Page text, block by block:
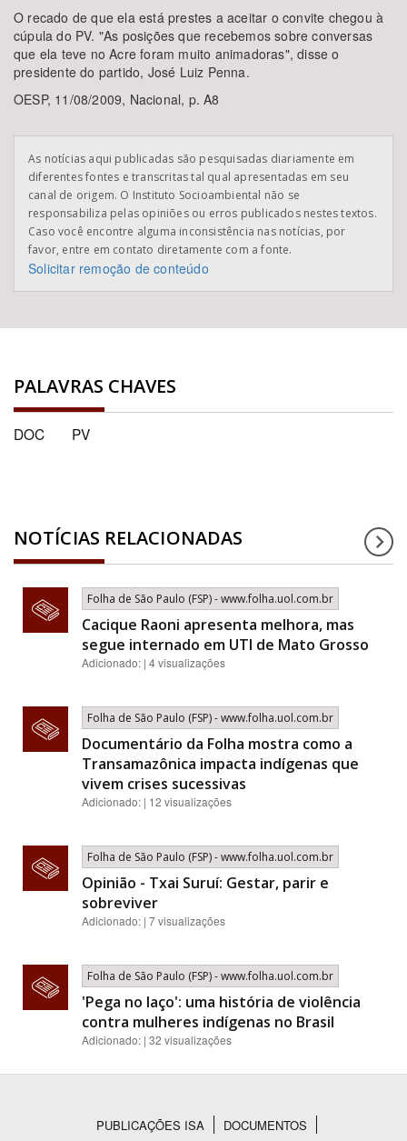
O recado de que ela está prestes a aceitar o convite chegou à
cúpula do PV. "As posições que recebemos sobre conversas
que ela teve no Acre foram muito animadoras", disse o
presidente do partido, José Luiz Penna.
OESP, 11/08/2009, Nacional, p. A8
As notícias aqui publicadas são pesquisadas diariamente em
diferentes fontes e transcritas tal qual apresentadas em seu
canal de origem. O Instituto Socioambiental não se
responsabiliza pelas opiniões ou erros publicados nestes textos.
Caso você encontre alguma inconsistência nas notícias, por
favor, entre em contato diretamente com a fonte.
Solicitar remoção de conteúdo
PALAVRAS CHAVES
DOC PV
NOTÍCIAS RELACIONADAS
Folha de São Paulo (FSP) - www.folha.uol.com.br
Cacique Raoni apresenta melhora, mas
segue internado em UTI de Mato Grosso
Adicionado: | 4 visualizações
Folha de São Paulo (FSP) - www.folha.uol.com.br
Documentário da Folha mostra como a
Transamazônica impacta indígenas que
vivem crises sucessivas
Adicionado: | 12 visualizações
Folha de São Paulo (FSP) - www.folha.uol.com.br
Opinião - Txai Suruí: Gestar, parir e
sobreviver
Adicionado: | 7 visualizações
Folha de São Paulo (FSP) - www.folha.uol.com.br
'Pega no laço': uma história de violência
contra mulheres indígenas no Brasil
Adicionado: | 32 visualizações
PUBLICAÇÕES ISA DOCUMENTOS